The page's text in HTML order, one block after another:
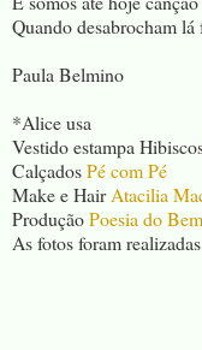
Quando desabrocham
Paula Belmino
*Alice usa
Vestido estampa
CalçadosPé com Pé
Make e HairAtacilia
ProduçãoPoesia do Bem
As fotos foram